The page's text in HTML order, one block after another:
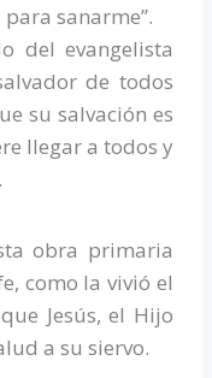
sanarme”.
del evangelista
de todos
su salvación es
llegar a todos y
obra primaria
como la vivió el
Jesús, el Hijo
a su siervo.